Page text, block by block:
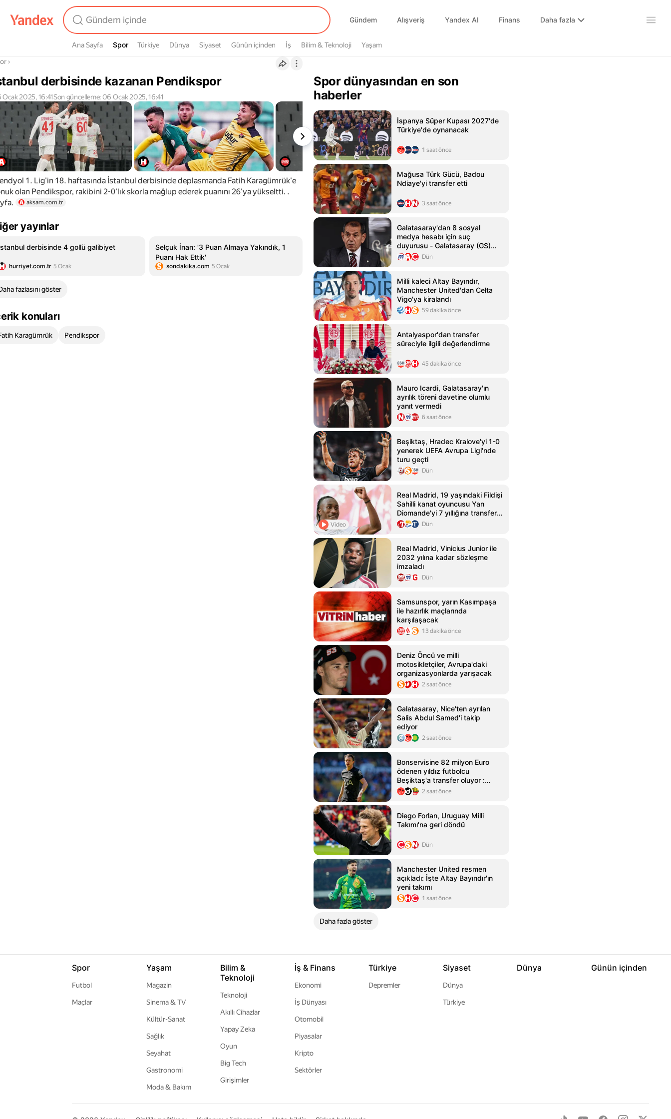
Gündem Alışveriş Yandex AI Finans Daha fazla
Ana Sayfa Spor
Spor Türkiye Dünya Siyaset Günün içinden İş Bilim & Teknoloji Yaşam
›
derbisinde kazanan Pendikspor
2025, 16:41Son güncelleme: 06 Ocak 2025, 16:41
1. Lig'in 18. haftasında İstanbul derbisinde deplasmanda Fatih Karagümrük'e
olan Pendikspor, rakibini 2-0'lık skorla mağlup ederek puanını 26'ya yükseltti. .
aksam.com.tr
yayınlar
derbisinde 4 gollü galibiyet
hurriyet.com.tr 5 Ocak
Selçuk İnan: '3 Puan Almaya Yakındık, 1
Puanı Hak Ettik'
sondakika.com 5 Ocak
fazlasını göster
konuları
Karagümrük Pendikspor
Spor dünyasından en son
haberler
İspanya Süper Kupası 2027'de
Türkiye'de oynanacak
1 saat önce
Mağusa Türk Gücü, Badou
Ndiaye'yi transfer etti
3 saat önce
Galatasaray'dan 8 sosyal
medya hesabı için suç
duyurusu - Galatasaray (GS)
HaberleriDün
Milli kaleci Altay Bayındır,
Manchester United'dan Celta
Vigo'ya kiralandı
59 dakika önce
Antalyaspor'dan transfer
süreciyle ilgili değerlendirme
45 dakika önce
Mauro Icardi, Galatasaray'ın
ayrılık töreni davetine olumlu
yanıt vermedi
6 saat önce
Beşiktaş, Hradec Kralove'yi 1-0
yenerek UEFA Avrupa Ligi'nde
turu geçti
Dün
Video
Real Madrid, 19 yaşındaki Fildişi
Sahilli kanat oyuncusu Yan
Diomande'yi 7 yıllığına transfer
etti
Dün
Real Madrid, Vinicius Junior ile
2032 yılına kadar sözleşme
imzaladı
Dün
Samsunspor, yarın Kasımpaşa
ile hazırlık maçlarında
karşılaşacak
13 dakika önce
Deniz Öncü ve milli
motosikletçiler, Avrupa'daki
organizasyonlarda yarışacak
2 saat önce
Galatasaray, Nice'ten ayrılan
Salis Abdul Samed'i takip
ediyor
2 saat önce
Bonservisine 82 milyon Euro
ödenen yıldız futbolcu
Beşiktaş'a transfer oluyor :
Italiano'dan onay çıktı
2 saat önce
Diego Forlan, Uruguay Milli
Takımı'na geri döndü
Dün
Manchester United resmen
açıkladı: İşte Altay Bayındır'ın
yeni takımı
1 saat önce
Daha fazla göster
Spor
Futbol
Maçlar
Yaşam
Magazin
Sinema & TV
Kültür-Sanat
Sağlık
Seyahat
Gastronomi
Moda & Bakım
Bilim &
Teknoloji
Teknoloji
Akıllı Cihazlar
Yapay Zeka
Oyun
Big Tech
Girişimler
İş & Finans
Ekonomi
İş Dünyası
Otomobil
Piyasalar
Kripto
Sektörler
Türkiye
Depremler
Siyaset
Dünya
Türkiye
Dünya Günün içinden